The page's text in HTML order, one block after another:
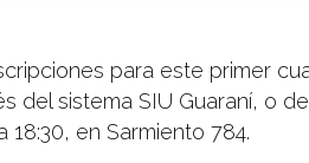
para este primer
del sistema SIU Guaraní, o
18:30, en Sarmiento 784.